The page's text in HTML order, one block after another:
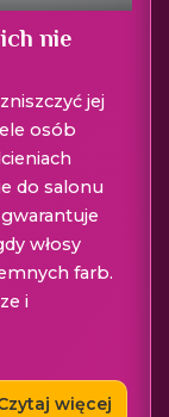
nie
jej
osób
do salonu
włosy
farb.
i
więcej